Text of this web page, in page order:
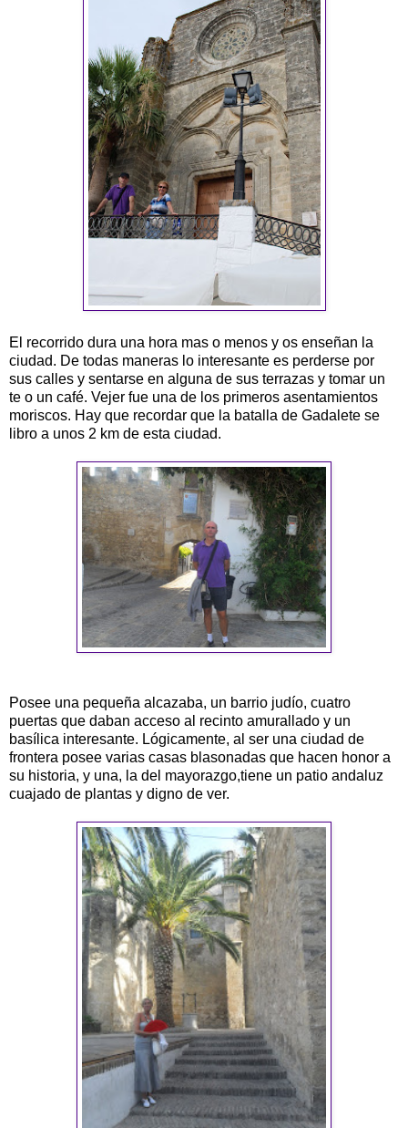
El recorrido dura una hora mas o menos y os enseñan la
ciudad. De todas maneras lo interesante es perderse por
sus calles y sentarse en alguna de sus terrazas y tomar un
te o un café. Vejer fue una de los primeros asentamientos
moriscos. Hay que recordar que la batalla de Gadalete se
libro a unos 2 km de esta ciudad.
Posee una pequeña alcazaba, un barrio judío, cuatro
puertas que daban acceso al recinto amurallado y un
basílica interesante. Lógicamente, al ser una ciudad de
frontera posee varias casas blasonadas que hacen honor a
su historia, y una, la del mayorazgo,tiene un patio andaluz
cuajado de plantas y digno de ver.